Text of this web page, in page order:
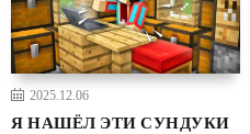
2025.12.06
Я НАШЁЛ ЭТИ СУНДУКИ